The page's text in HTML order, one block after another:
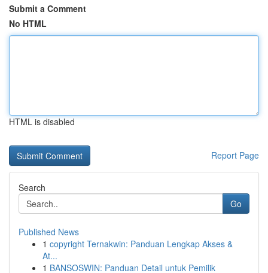
Submit a Comment
No HTML
HTML is disabled
Report Page
Search
Go
Published News
1 copyright Ternakwin: Panduan Lengkap Akses &
At...
1 BANSOSWIN: Panduan Detail untuk Pemilik